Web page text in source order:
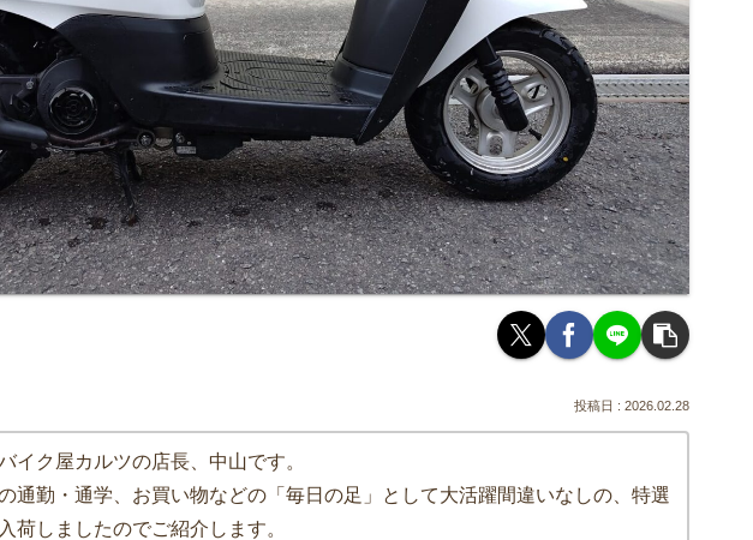
2026.02.28
イク屋カルツの店長、中山です。
通勤・通学、お買い物などの「毎日の足」として大活躍間違いなしの、特選
荷しましたのでご紹介します。